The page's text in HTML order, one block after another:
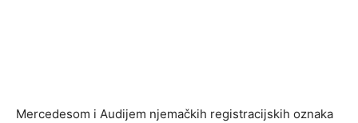
Mercedesom i Audijem njemačkih registracijskih oznaka